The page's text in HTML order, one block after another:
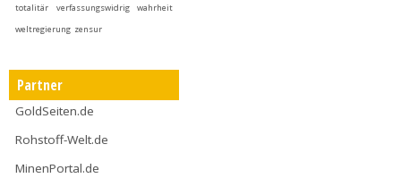
totalitär
verfassungswidrig
wahrheit
weltregierung zensur
Partner
GoldSeiten.de
Rohstoff-Welt.de
MinenPortal.de